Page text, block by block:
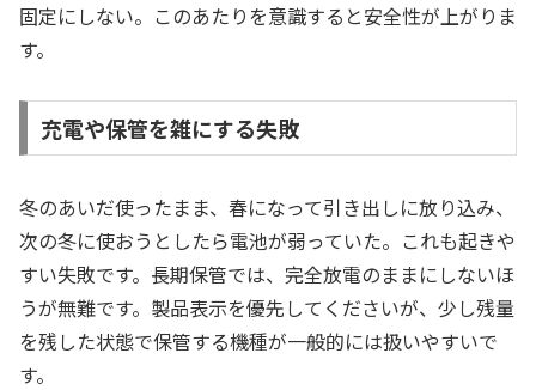
固定にしない。このあたりを意識すると安全性が上がりま
す。
充電や保管を雑にする失敗
冬のあいだ使ったまま、春になって引き出しに放り込み、
次の冬に使おうとしたら電池が弱っていた。これも起きや
すい失敗です。長期保管では、完全放電のままにしないほ
うが無難です。製品表示を優先してくださいが、少し残量
を残した状態で保管する機種が一般的には扱いやすいで
す。